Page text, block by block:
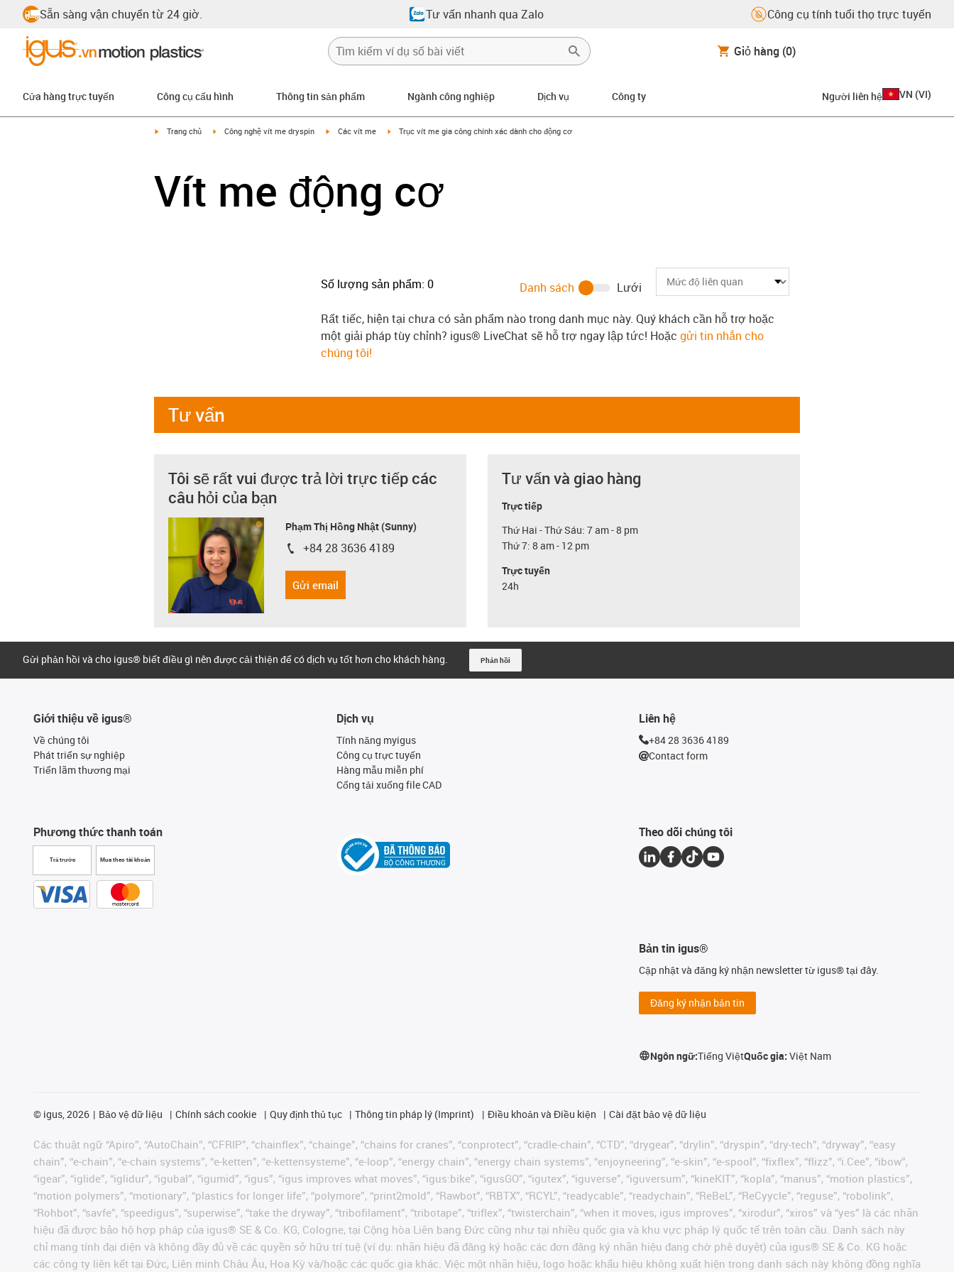
Sẵn sàng vận chuyển từ 24 giờ. Tư vấn nhanh qua Zalo Công cụ tính tuổi thọ trực tuyến
Giỏ hàng (0)
Cửa hàng trực tuyến Công cụ cấu hình Thông tin sản phẩm Ngành công nghiệp Dịch vụ Công ty Người liên hệ VN (VI)
igus-icon-arrow-right
Trang chủ igus-icon-arrow-right
Công nghệ vít me dryspin igus-icon-arrow-right
Các vít me igus-icon-arrow-right
Trục vít me gia công chính xác dành cho động cơ
Vít me động cơ
Số lượng sản phẩm: 0 Danh sách
Lưới
Rất tiếc, hiện tại chưa có sản phẩm nào trong danh mục này. Quý khách cần hỗ trợ hoặc
một giải pháp tùy chỉnh? igus® LiveChat sẽ hỗ trợ ngay lập tức! Hoặc gửi tin nhắn cho
chúng tôi!
Tư vấn
Tôi sẽ rất vui được trả lời trực tiếp các
câu hỏi của bạn
Phạm Thị Hồng Nhật (Sunny)
igus-icon-phone
+84 28 3636 4189
Gửi email
Tư vấn và giao hàng
Trực tiếp
Thứ Hai - Thứ Sáu: 7 am - 8 pm
Thứ 7: 8 am - 12 pm
Trực tuyến
24h
Gửi phản hồi và cho igus® biết điều gì nên được cải thiện để có dịch vụ tốt hơn cho khách hàng. Phản hồi
Giới thiệu về igus®
Về chúng tôi
Phát triển sự nghiệp
Triển lãm thương mại
Phương thức thanh toán
Trả trước Mua theo tài khoản
Dịch vụ
Tính năng myigus
Công cụ trực tuyến
Hàng mẫu miễn phí
Cổng tải xuống file CAD
Liên hệ
+84 28 3636 4189
Contact form
Theo dõi chúng tôi
Bản tin igus®
Cập nhật và đăng ký nhận newsletter từ igus® tại đây.
Đăng ký nhận bản tin
Ngôn ngữ:Tiếng ViệtQuốc gia:Việt Nam
© igus, 2026 Bảo vệ dữ liệu Chính sách cookie Quy định thủ tục Thông tin pháp lý (Imprint) Điều khoản và Điều kiện Cài đặt bảo vệ dữ liệu
Các thuật ngữ “Apiro”, “AutoChain”, “CFRIP”, “chainflex”, “chainge”, “chains for cranes”, “conprotect”, “cradle-chain”, “CTD”, “drygear”, “drylin”, “dryspin”, “dry-tech”, “dryway”, “easy
chain”, “e-chain”, “e-chain systems”, “e-ketten”, “e-kettensysteme”, “e-loop”, “energy chain”, “energy chain systems”, “enjoyneering”, “e-skin”, “e-spool”, “fixflex”, “flizz”, “i.Cee”, “ibow”,
“igear”, “iglide”, “iglidur”, “igubal”, “igumid”, “igus”, “igus improves what moves”, “igus:bike”, “igusGO”, “igutex”, “iguverse”, “iguversum”, “kineKIT”, “kopla”, “manus”, “motion plastics”,
“motion polymers”, “motionary”, “plastics for longer life”, “polymore”, “print2mold”, “Rawbot”, “RBTX”, “RCYL”, “readycable”, “readychain”, “ReBeL”, “ReCyycle”, “reguse”, “robolink”,
“Rohbot”, “savfe”, “speedigus”, “superwise”, “take the dryway”, “tribofilament”, “tribotape”, “triflex”, “twisterchain”, “when it moves, igus improves”, “xirodur”, “xiros” và “yes” là các nhãn
hiệu đã được bảo hộ hợp pháp của igus® SE & Co. KG, Cologne, tại Cộng hòa Liên bang Đức cũng như tại nhiều quốc gia và khu vực pháp lý quốc tế trên toàn cầu. Danh sách này
chỉ mang tính đại diện và không đầy đủ về các quyền sở hữu trí tuệ (ví dụ: nhãn hiệu đã đăng ký hoặc các đơn đăng ký nhãn hiệu đang chờ phê duyệt) của igus® SE & Co. KG hoặc
các công ty liên kết tại Đức, Liên minh Châu Âu, Hoa Kỳ và/hoặc các quốc gia khác. Việc một nhãn hiệu, logo hoặc khẩu hiệu không xuất hiện trong danh sách này không đồng nghĩa